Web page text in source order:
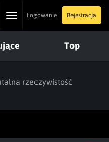
ToggleLogowanie Rejestracja
Top
rzeczywistość